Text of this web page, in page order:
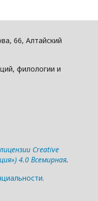
66, Алтайский
филологии и
лицензии Creative
4.0 Всемирная.